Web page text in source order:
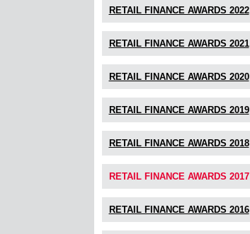
RETAIL FINANCE AWARDS 2022
RETAIL FINANCE AWARDS 2021
RETAIL FINANCE AWARDS 2020
RETAIL FINANCE AWARDS 2019
RETAIL FINANCE AWARDS 2018
RETAIL FINANCE AWARDS 2017
RETAIL FINANCE AWARDS 2016